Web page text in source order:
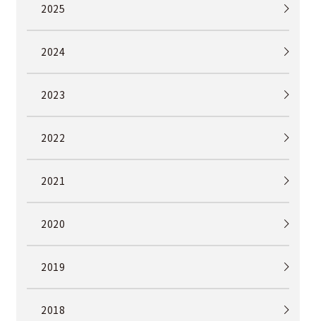
2025
2024
2023
2022
2021
2020
2019
2018